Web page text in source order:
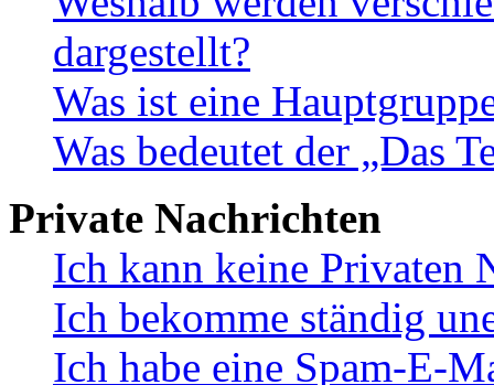
dargestellt?
Was ist eine
Was bedeutet der „Das
Private Nachrichten
Ich kann keine Privaten
Ich bekomme ständig
Ich habe eine Spam-E-